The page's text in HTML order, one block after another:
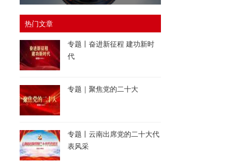
热门文章
专题丨奋进新征程 建功新时
代
专题｜聚焦党的二十大
专题丨云南出席党的二十大代
表风采